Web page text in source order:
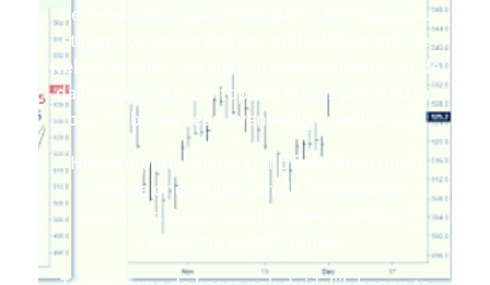
De verwachting was dus dat de AEX door zou
stijgen tot boven de top rond 373 van enkele
weken eerder. Een signaal daarvoor was dat de
daling vanaf de 373 top uit 3 fases bestond (a,
b en c), binnen een evenwijdig trendkanaal.
Het eindpunt van de golf c fase werd mooi
rond de onderzijde van dit trendkanaal
geplaatst. Daarmee stond een volledige
correctie op de grafiek.